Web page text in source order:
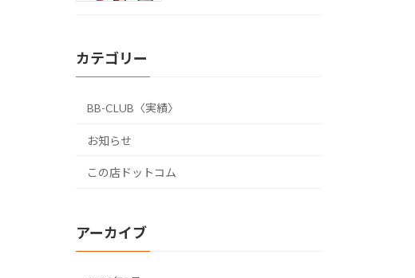
カテゴリー
BB-CLUB〈実績〉
お知らせ
この店ドットコム
アーカイブ